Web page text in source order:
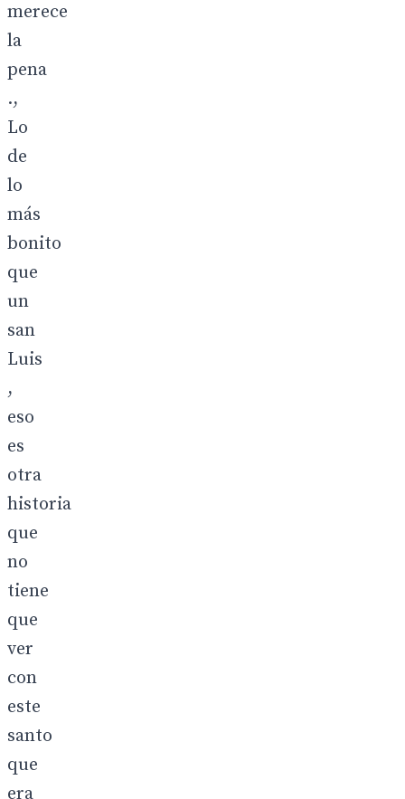
merece
la
pena
.,
Lo
de
lo
más
bonito
que
un
san
Luis
,
eso
es
otra
historia
que
no
tiene
que
ver
con
este
santo
que
era